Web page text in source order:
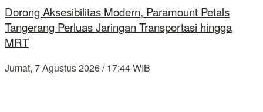
Dorong Aksesibilitas Modern, Paramount Petals
Tangerang Perluas Jaringan Transportasi hingga
MRT
Jumat, 7 Agustus 2026 / 17:44 WIB